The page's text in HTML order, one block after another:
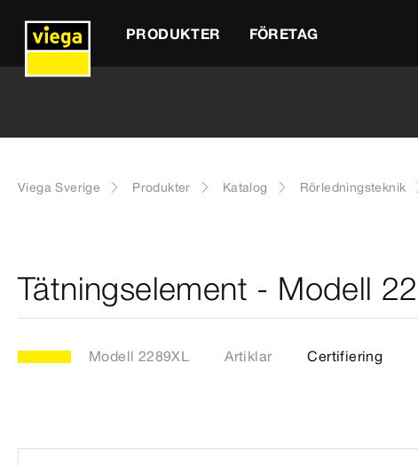
PRODUKTER FÖRETAG
Viega Sverige Produkter Katalog Rörledningsteknik
Tätningselement - Modell
Modell 2289XL Artiklar Certifiering